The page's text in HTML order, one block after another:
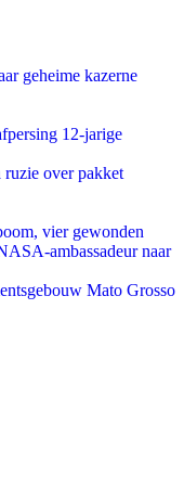
geheime kazerne
12-jarige
ruzie over pakket
vier gewonden
ambassadeur naar
Mato Grosso